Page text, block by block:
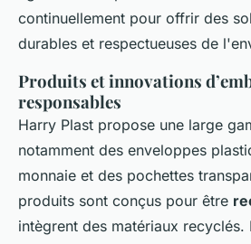
continuellement pour offrir des
durables et respectueuses de
Produits et innovations
responsables
Harry Plast propose une large
notamment des enveloppes
monnaie et des pochettes
produits sont conçus pour être
intègrent des matériaux recyclés.